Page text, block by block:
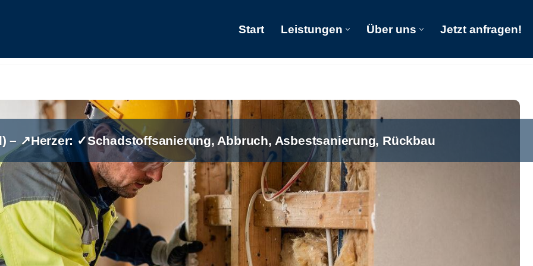
Start Leistungen Über uns Jetzt anfragen!
– ↗️Herzer: ✓Schadstoffsanierung, Abbruch, Asbestsanierung, Rückbau